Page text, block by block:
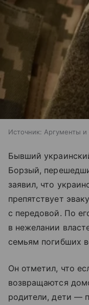
Источник: Аргументы и
Бывший
Борзый,
заявил, что
препятствует
с передовой. По
в нежелании
семьям погибших
Он отметил, что
возвращаются
родители, дети —